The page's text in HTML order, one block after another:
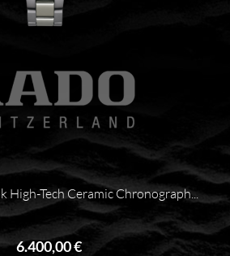
High-Tech Ceramic Chronograph...
6.400,00 €